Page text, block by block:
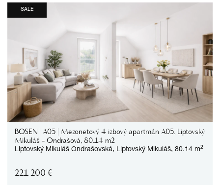
SALE
BOSEN | A05 | Mezonetový 4 izbový apartmán A05, Liptovský
Mikuláš - Ondrašová, 80.14 m2
Liptovský Mikuláš Ondrašovská, Liptovský Mikuláš, 80.14 m2
221 200 €